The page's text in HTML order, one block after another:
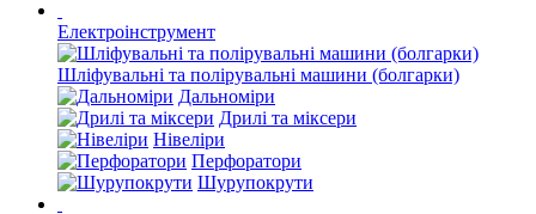
Електроінструмент
Шліфувальні та полірувальні машини (болгарки)
Дальноміри
Дрилі та міксери
Нівеліри
Перфоратори
Шурупокрути